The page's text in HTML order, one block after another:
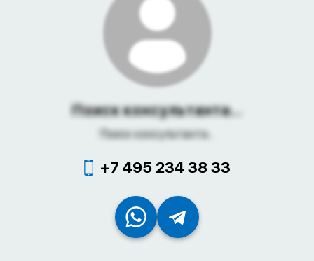
Поиск консультанта...
Поиск консультанта...
+7 495 234 38 33